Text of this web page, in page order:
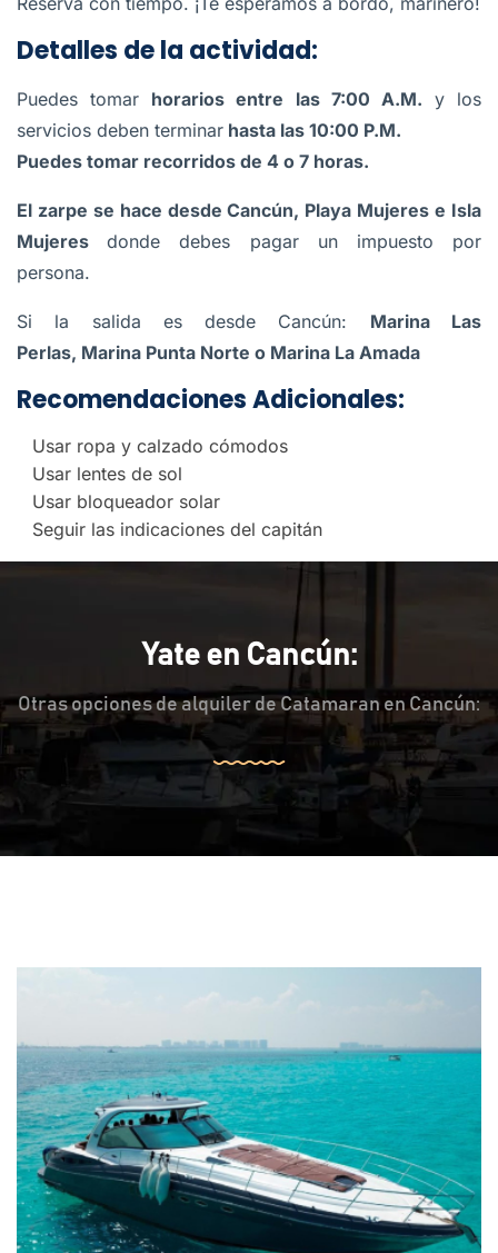
Detalles de la actividad:
Puedes tomar horarios entre las 7:00 A.M. y los
servicios deben terminar hasta las 10:00 P.M.
Puedes tomar recorridos de 4 o 7 horas.
El zarpe se hace desde Cancún, Playa Mujeres e Isla
Mujeresdonde debes pagar un impuesto por
persona.
Si la salida es desde Cancún: Marina Las
Perlas, Marina Punta Norte o Marina La Amada
Recomendaciones Adicionales:
Usar ropa y calzado cómodos
Usar lentes de sol
Usar bloqueador solar
Seguir las indicaciones del capitán
Yate en Cancún:
Otras opciones de alquiler de Catamaran en Cancún: